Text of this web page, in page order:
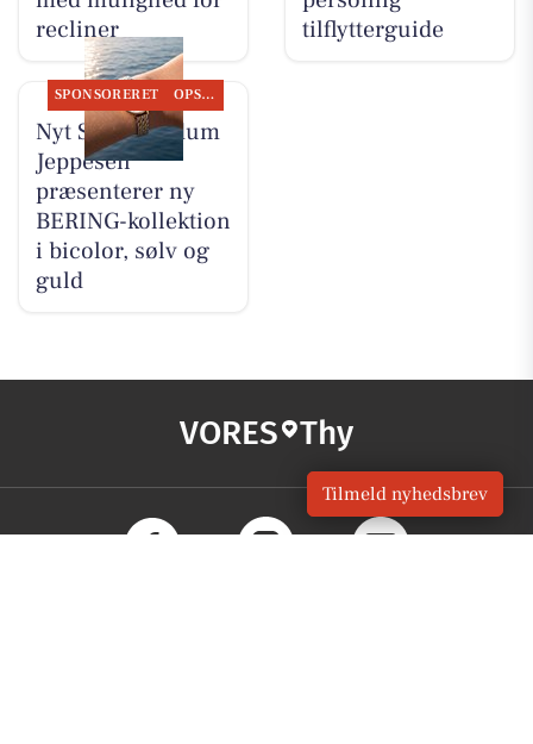
recliner
tilflytterguide
SPONSORERET OPSLAGSTAVLEN
Nyt Syn Brøndum
Jeppesen
præsenterer ny
BERING-kollektion
i bicolor, sølv og
guld
VORES Thy
Tilmeld nyhedsbrev